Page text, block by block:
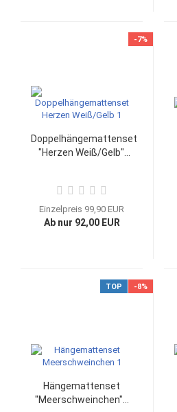
-7%
Doppelhängemattenset
"Herzen Weiß/Gelb"...
Einzelpreis 99,90 EUR
Ab nur 92,00 EUR
TOP -8%
Hängemattenset
"Meerschweinchen"...